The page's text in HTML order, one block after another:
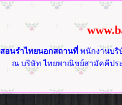
สอนรำไทยนอกสถานที่ พนักงานบริ
ณ บริษัท ไทยพาณิชย์สามัคคีปร